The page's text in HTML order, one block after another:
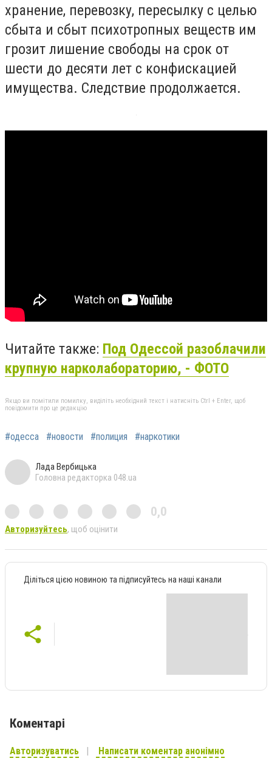
хранение, перевозку, пересылку с целью
сбыта и сбыт психотропных веществ им
грозит лишение свободы на срок от
шести до десяти лет с конфискацией
имущества. Следствие продолжается.
Читайте также: Под Одессой разоблачили
крупную нарколабораторию, - ФОТО
Якщо ви помітили помилку, виділіть необхідний текст і натисніть Ctrl + Enter, щоб
повідомити про це редакцію
#одесса #новости #полиция #наркотики
Лада Вербицька
Головна редакторка 048.ua
0,0
Авторизуйтесь, щоб оцінити
Діліться цією новиною та підписуйтесь на наші канали
Коментарі
Авторизуватись Написати коментар анонімно